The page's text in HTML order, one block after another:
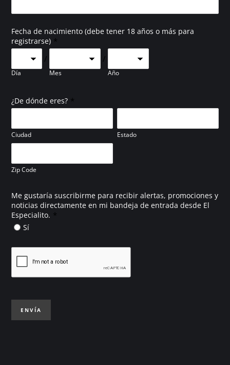
Fecha de nacimiento (debe tener 18 años o más para
registrarse) *
Día
/
Mes
/
Año
¿De dónde eres? *
Ciudad Estado
Zip Code
Me gustaría suscribirme para recibir alertas, promociones y
noticias directamente en mi bandeja de entrada desde El
Especialito. *
Sí
ENVÍA